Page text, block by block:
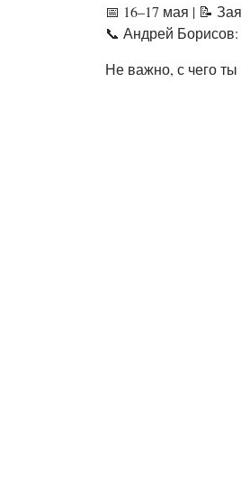
📅 16–17 мая | 📝
📞 Андрей Борисов:
Не важно, с чего